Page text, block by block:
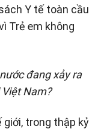
Y tế toàn cầu
Trẻ em không
đang xảy ra
Nam?
trong thập kỷ